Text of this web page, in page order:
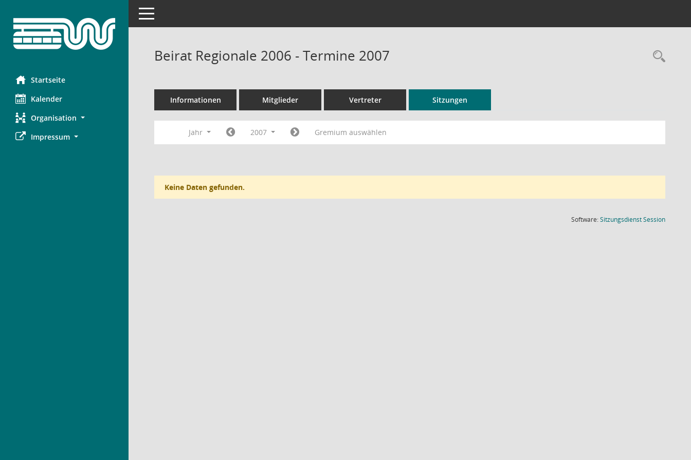
Startseite
Kalender
Organisation
Impressum
Toggle navigation
Beirat Regionale 2006 - Termine 2007
Informationen Mitglieder Vertreter Sitzungen
Jahr 2007 Gremium auswählen
Keine Daten gefunden.
Software:SitzungsdienstSession(Wird in